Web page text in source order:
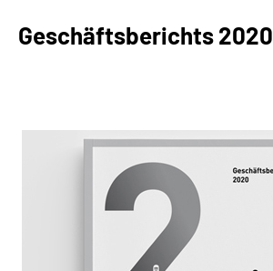
Geschäftsberichts 2020